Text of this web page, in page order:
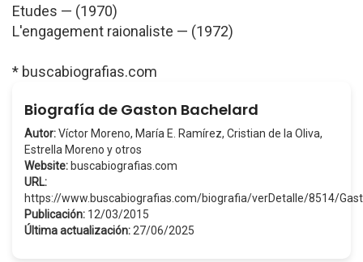
Etudes — (1970)
L'engagement raionaliste — (1972)
* buscabiografias.com
Biografía de Gaston Bachelard
Autor:Víctor Moreno, María E. Ramírez, Cristian de la Oliva,
Estrella Moreno y otros
Website: buscabiografias.com
URL:
https://www.buscabiografias.com/biografia/verDetalle/8514/
Publicación: 12/03/2015
Última actualización: 27/06/2025